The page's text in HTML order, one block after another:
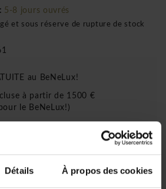
Détails À propos des cookies
5-8 jours ouvrés
et sous réserve de rupture de stock
au BeNeLux!
à partir de 1500 €
le BeNeLux!)